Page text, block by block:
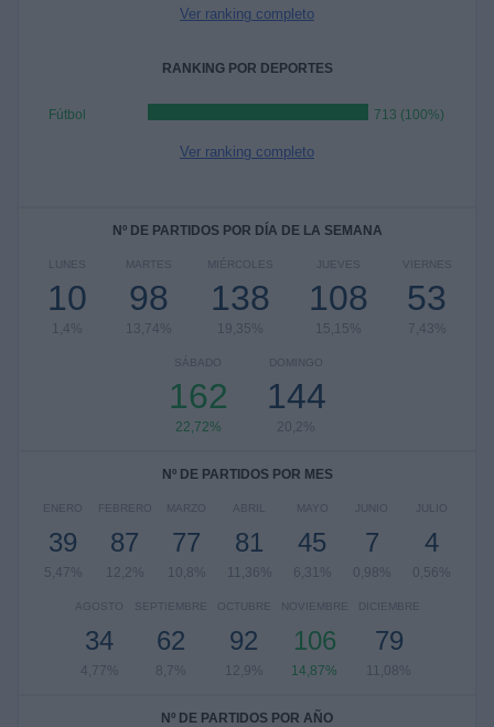
Ver ranking completo
RANKING POR DEPORTES
Fútbol 713 (100%)
Ver ranking completo
Nº DE PARTIDOS POR DÍA DE LA SEMANA
LUNES
10
1,4%
MARTES
98
13,74%
MIÉRCOLES
138
19,35%
JUEVES
108
15,15%
VIERNES
53
7,43%
SÁBADO
162
22,72%
DOMINGO
144
20,2%
Nº DE PARTIDOS POR MES
ENERO
39
5,47%
FEBRERO
87
12,2%
MARZO
77
10,8%
ABRIL
81
11,36%
MAYO
45
6,31%
JUNIO
7
0,98%
JULIO
4
0,56%
AGOSTO
34
4,77%
SEPTIEMBRE
62
8,7%
OCTUBRE
92
12,9%
NOVIEMBRE
106
14,87%
DICIEMBRE
79
11,08%
Nº DE PARTIDOS POR AÑO